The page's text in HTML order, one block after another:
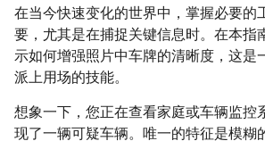
在当今快速变化的世界中，掌握必要的
要，尤其是在捕捉关键信息时。在本指
示如何增强照片中车牌的清晰度，这是
派上用场的技能。
想象一下，您正在查看家庭或车辆监控
现了一辆可疑车辆。唯一的特征是模糊